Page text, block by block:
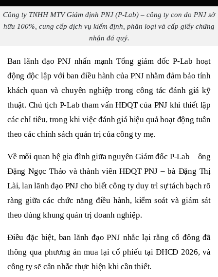
Công ty TNHH MTV Giám định PNJ (P-Lab) – công ty con do PNJ sở
hữu 100%, cung cấp dịch vụ kiểm định, phân loại và cấp giấy chứng
nhận đá quý.
Ban lãnh đạo PNJ nhấn mạnh Tổng giám đốc P-Lab hoạt
động độc lập với ban điều hành của PNJ nhằm đảm bảo tính
khách quan và chuyên nghiệp trong công tác đánh giá kỹ
thuật. Chủ tịch P-Lab tham vấn HĐQT của PNJ khi thiết lập
các chỉ tiêu, trong khi việc đánh giá hiệu quả hoạt động tuân
theo các chính sách quản trị của công ty mẹ.
Về mối quan hệ gia đình giữa nguyên Giám đốc P-Lab – ông
Đặng Ngọc Thảo và thành viên HĐQT PNJ – bà Đặng Thị
Lài, lan lãnh đạo PNJ cho biết công ty duy trì sự tách bạch rõ
ràng giữa các chức năng điều hành, kiểm soát và giám sát
theo đúng khung quản trị doanh nghiệp.
Điều đặc biệt, ban lãnh đạo PNJ nhắc lại rằng cổ đông đã
thông qua phương án mua lại cổ phiếu tại ĐHCĐ 2026, và
công ty sẽ cân nhắc thực hiện khi cần thiết.